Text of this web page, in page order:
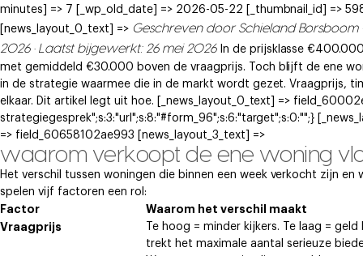
minutes] => 7 [_wp_old_date] => 2026-05-22 [_thumbnail_id] =>
[news_layout_0_text] => Geschreven door Schieland
2026 · Laatst bijgewerkt: 26 mei 2026In de prijsklasse
met gemiddeld €30.000 boven de vraagprijs. Toch blijft de ene
in de strategie waarmee die in de markt wordt gezet. Vraagprijs,
elkaar. Dit artikel legt uit hoe. [_news_layout_0_text] =>
strategiegesprek";s:3:"url";s:8:"#form_96";s:6:"target";s:0:"";}
=> field_60658102ae993 [news_layout_3_text] =>
waarom verkoopt de ene woning
Het verschil tussen woningen die binnen een week verkocht zijn
spelen vijf factoren een rol:
Factor
Waarom het verschil maakt
Vraagprijs
Te hoog = minder kijkers. Te laag =
trekt het maximale aantal serieuze